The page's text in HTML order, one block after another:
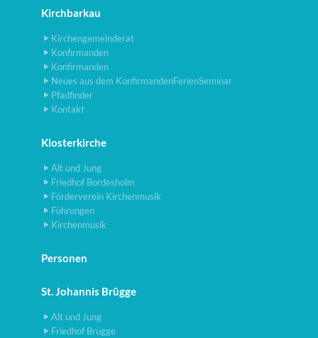
Kirchbarkau
Kirchengemeinderat
Konfirmanden
Konfirmanden
Neues aus dem KonfirmandenFerienSeminar
Pfadfinder
Kontakt
Klosterkirche
Alt und Jung
Friedhof Bordesholm
Förderverein Kirchenmusik
Führungen
Kirchenmusik
Personen
St. Johannis Brügge
Alt und Jung
Friedhof Brügge